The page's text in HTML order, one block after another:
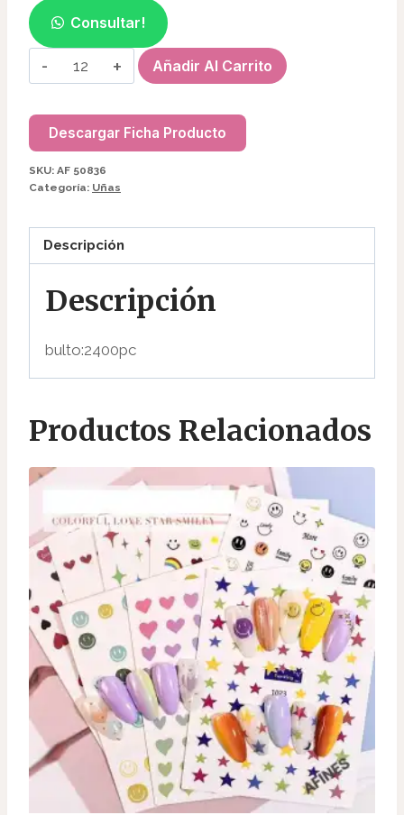
Consultar!
STICKERS
FLOR
AF50836
cantidad
Añadir Al Carrito
Descargar Ficha Producto
SKU: AF 50836
Categoría: Uñas
Descripción
Descripción
bulto:2400pc
Productos Relacionados